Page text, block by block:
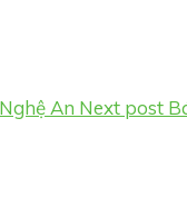
An Next post